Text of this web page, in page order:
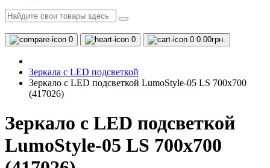
0 0 0 0.00грн.
Зеркала с LED подсветкой
Зеркало с LED подсветкой LumoStyle-05 LS 700x700
(417026)
Зеркало с LED подсветкой
LumoStyle-05 LS 700x700